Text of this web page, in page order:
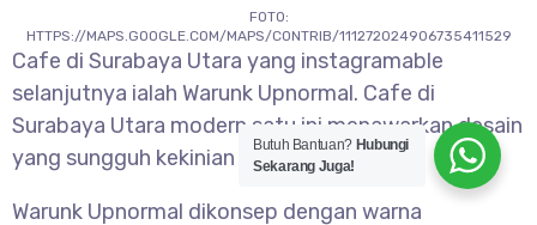
FOTO:
HTTPS://MAPS.GOOGLE.COM/MAPS/CONTRIB/111272024906735411529
Cafe di Surabaya Utara yang instagramable
selanjutnya ialah Warunk Upnormal. Cafe di
Surabaya Utara modern satu ini menawarkan desain
yang sungguh kekinian dan cozy.
Warunk Upnormal dikonsep dengan warna
Butuh Bantuan? Hubungi
Sekarang Juga!